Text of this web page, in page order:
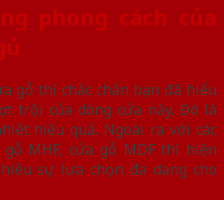
phong cách của
gỗ thì chắc chắn bạn đã hiểu
trội của dòng cửa này. Đó là
hiệu quả. Ngoài ra với các
MHF, cửa gỗ MDF thì hiện
sự lựa chọn đa dạng cho